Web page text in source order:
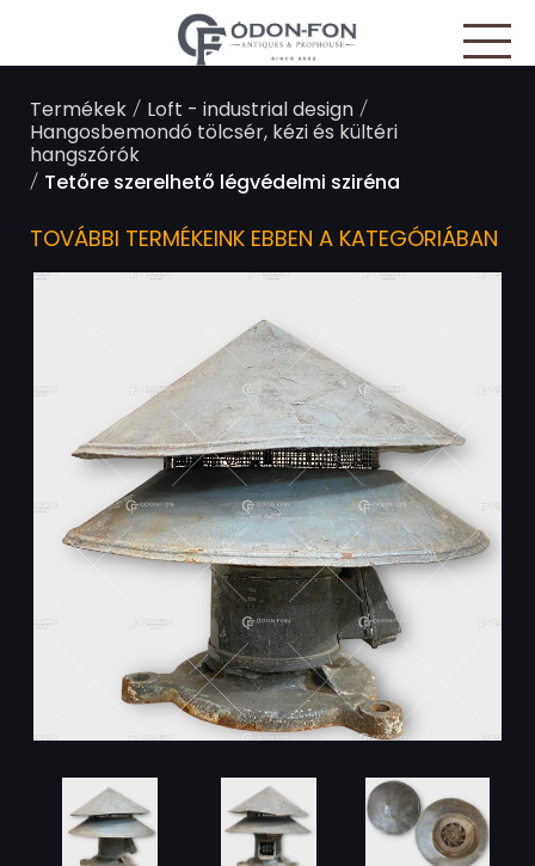
Termékek/ Loft - industrial design/
Hangosbemondó tölcsér, kézi és kültéri
hangszórók
/ Tetőre szerelhető légvédelmi sziréna
TOVÁBBI TERMÉKEINK EBBEN A KATEGÓRIÁBAN